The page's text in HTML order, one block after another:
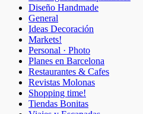
Diseño Handmade
General
Ideas Decoración
Markets!
Personal · Photo
Planes en Barcelona
Restaurantes & Cafes
Revistas Molonas
Shopping time!
Tiendas Bonitas